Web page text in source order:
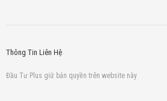
Thông Tin Liên Hệ
Đầu Tư Plus giữ bản quyền trên website này